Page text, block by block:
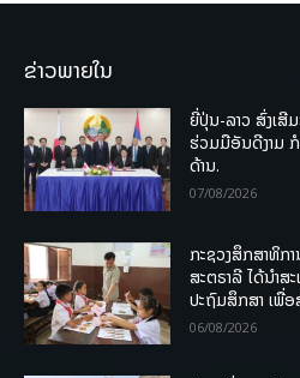
ຂ່າວພາຍໃນ
ຍີ່ປຸ່ນ-ລາວ ສົ່ງເສີ
ຮ່ວມມືອັນດີງາມ
ດ້ານ.
07/08/2026
ກະຊວງສຶກສາທິກ
ສະຕຣາລີ ໄດ້ນຳສ
ປະຖົມສຶກສາ ເພື່ອ
06/08/2026